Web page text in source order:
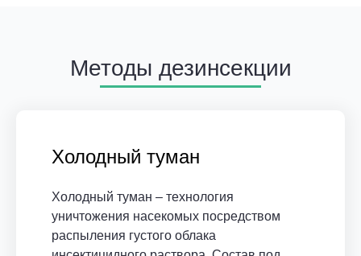
Методы дезинсекции
Холодный туман
Холодный туман – технология
уничтожения насекомых посредством
распыления густого облака